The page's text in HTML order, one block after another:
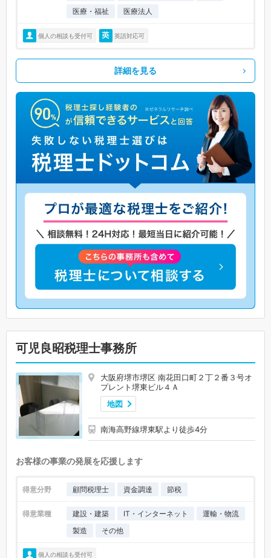
医療・福祉
医療法人
個人の相談も受付可 英語対応可
詳細を見る
可児良昭税理士事務所
大阪府堺市堺区 南花田口町２丁２番３号オ
プレント堺東ビル４Ａ
地図
南海高野線堺東駅より徒歩4分
お客様の事業の発展を応援します
得意分野 顧問税理士 資金調達 節税
得意業種 建設・建築 IT・インターネット
運輸・物流
製造
その他
個人の相談も受付可